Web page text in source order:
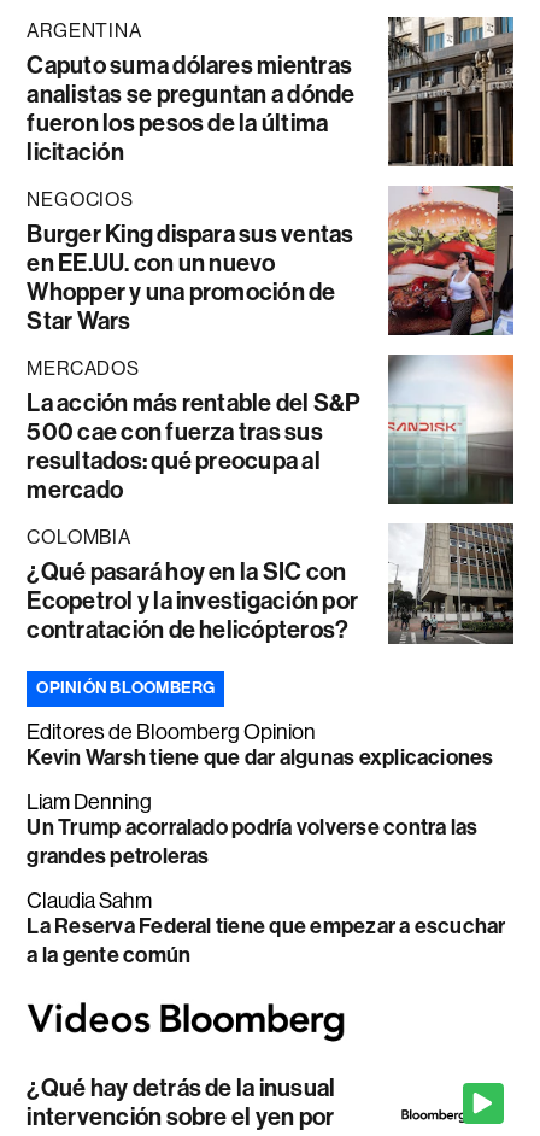
ARGENTINA
Caputo suma dólares mientras
analistas se preguntan a dónde
fueron los pesos de la última
licitación
NEGOCIOS
Burger King dispara sus ventas
en EE.UU. con un nuevo
Whopper y una promoción de
Star Wars
MERCADOS
La acción más rentable del S&P
500 cae con fuerza tras sus
resultados: qué preocupa al
mercado
COLOMBIA
¿Qué pasará hoy en la SIC con
Ecopetrol y la investigación por
contratación de helicópteros?
OPINIÓN BLOOMBERG
Editores de Bloomberg Opinion
Kevin Warsh tiene que dar algunas explicaciones
Liam Denning
Un Trump acorralado podría volverse contra las
grandes petroleras
Claudia Sahm
La Reserva Federal tiene que empezar a escuchar
a la gente común
¿Qué hay detrás de la inusual
intervención sobre el yen por